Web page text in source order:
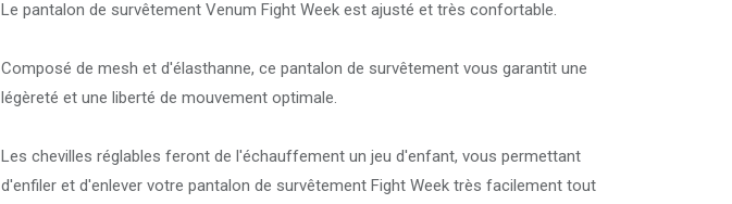
Le pantalon de survêtement Venum Fight Week est ajusté et très confortable.
Composé de mesh et d'élasthanne, ce pantalon de survêtement vous garantit une
légèreté et une liberté de mouvement optimale.
Les chevilles réglables feront de l'échauffement un jeu d'enfant, vous permettant
d'enfiler et d'enlever votre pantalon de survêtement Fight Week très facilement tout